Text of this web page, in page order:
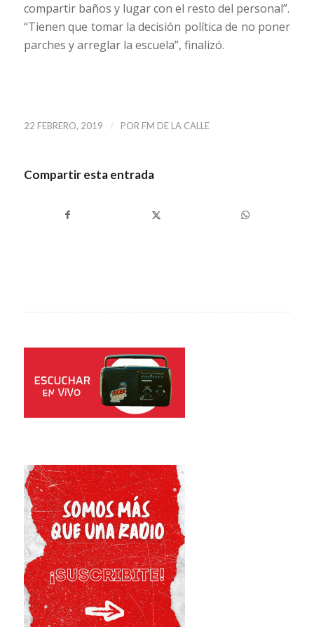
compartir baños y lugar con el resto del personal”.
“Tienen que tomar la decisión política de no poner
parches y arreglar la escuela”, finalizó.
22 FEBRERO, 2019 / POR FM DE LA CALLE
Compartir esta entrada